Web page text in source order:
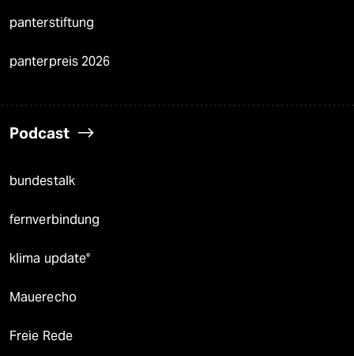
panterstiftung
panterpreis 2026
Podcast
bundestalk
fernverbindung
klima update°
Mauerecho
Freie Rede